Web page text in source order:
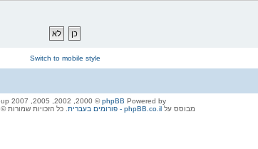
Switch to mobile style
Powered by
phpBB
© 2000, 2002, 2005, 2007 phpBB Group
מבוסס עלphpBB.co.il - פורומים בעברית . כל הזכויות שמורות © 2008 - phpBB.co.il.